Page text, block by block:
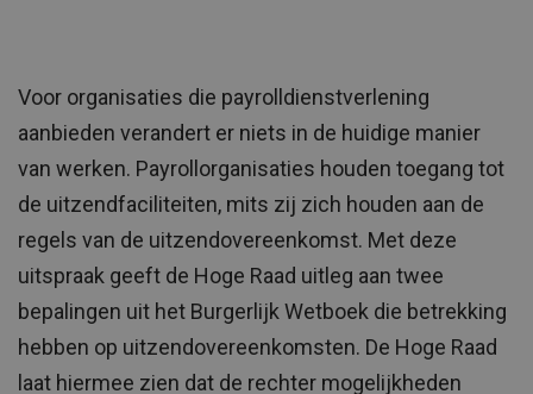
Voor organisaties die payrolldienstverlening
aanbieden verandert er niets in de huidige manier
van werken. Payrollorganisaties houden toegang tot
de uitzendfaciliteiten, mits zij zich houden aan de
regels van de uitzendovereenkomst. Met deze
uitspraak geeft de Hoge Raad uitleg aan twee
bepalingen uit het Burgerlijk Wetboek die betrekking
hebben op uitzendovereenkomsten. De Hoge Raad
laat hiermee zien dat de rechter mogelijkheden